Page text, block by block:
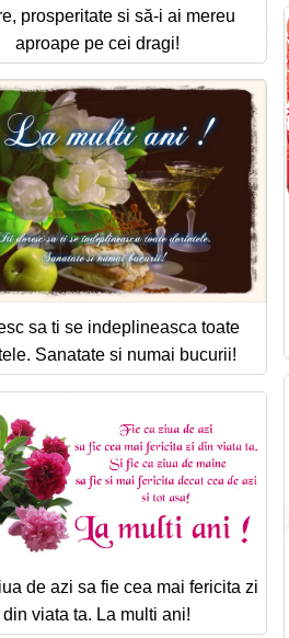
prosperitate si să-i ai mereu
aproape pe cei dragi!
sa ti se indeplineasca toate
Sanatate si numai bucurii!
de azi sa fie cea mai fericita zi
din viata ta. La multi ani!